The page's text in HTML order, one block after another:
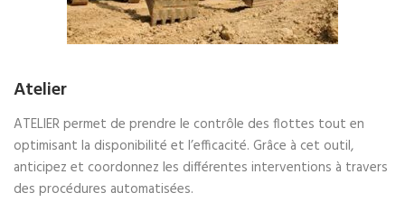
Atelier
ATELIER permet de prendre le contrôle des flottes tout en
optimisant la disponibilité et l’efficacité. Grâce à cet outil,
anticipez et coordonnez les différentes interventions à travers
des procédures automatisées.